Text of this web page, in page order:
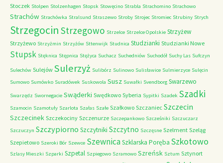
Stoczek Stolpen Stolzenhagen Stopsk Stowęcino Strabla Strachomino Strachowo
Strachów Strachówka Stralsund Straszewo Stroby Strojec Stromiec Strubiny Strych
Strzegocin Strzegowo Strzelce Strzelce Opolskie Strzyżew
Strzyżewo Strzyżmin Strzyżów Sttenwijk Studnica Studzianki Studzianki Nowe
Stupsk Stęknica Stępnica Stężyca Suchacz Suchedniów Suchodół Suchy Las Sufczyn
Sulechów Sulejów Sulerzyż Sulibórz Sulinowo Sulisławice Sulmierzyce Sulęcin
Sumowo Sumówko Suradówek Suskowola Susz Suwałki Svendborg Swarzewo
Swarzędz Swornegacie Swąderki Swędkowo Syberia Sypitki Szadek Szadki
Szamocin Szamotuły Szarlota Szałas Szałe Szałkowo Szczaniec Szczecin
Szczecinek Szczekociny Szczenurze Szczepankowo Szcześniki Szczuczarz
Szczuczyn Szczypiorno Szczytniki Szczytno Szczęsne Szelment Szeląg
Szepietowo Szeroki Bór Szewce SzewnicaSzklarska Poręba Szkotowo
Szlasy Mieszki Szparki Szpetal Szpiegowo Szramowo Szreńsk Sztum Sztynort